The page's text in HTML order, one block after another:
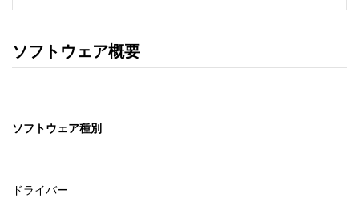
ルをお読み下さい。
ソフトウェアの保証範囲
・ソフトウェアのダウンロード・導入はお客様の責任にお
セイコーエプソン株式会社に帰属します。
ソフトウェア概要
ソフトウェア種別
ドライバー